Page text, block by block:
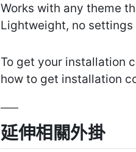
Works with any theme
Lightweight, no
To get your installation
how to get installation
延伸相關外掛